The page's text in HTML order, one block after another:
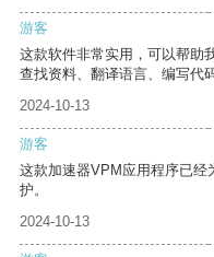
游客
这款软件非常实用，可以帮助
查找资料、翻译语言、编写代
2024-10-13
游客
这款加速器VPM应用程序已经
护。
2024-10-13